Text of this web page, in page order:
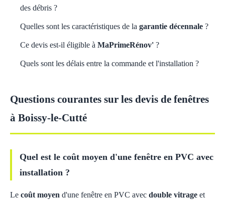
des débris ?
Quelles sont les caractéristiques de la garantie décennale ?
Ce devis est-il éligible à MaPrimeRénov' ?
Quels sont les délais entre la commande et l'installation ?
Questions courantes sur les devis de fenêtres
à Boissy-le-Cutté
Quel est le coût moyen d'une fenêtre en PVC avec
installation ?
Le coût moyen d'une fenêtre en PVC avec double vitrage et